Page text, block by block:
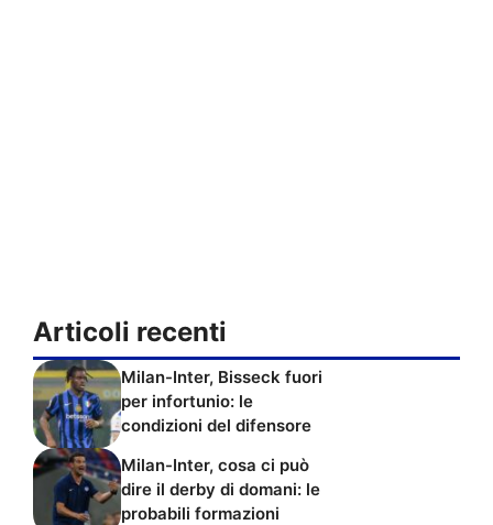
Articoli recenti
Milan-Inter, Bisseck fuori
per infortunio: le
condizioni del difensore
Milan-Inter, cosa ci può
dire il derby di domani: le
probabili formazioni